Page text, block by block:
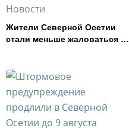
Новости
Жители Северной Осетии
стали меньше жаловаться на